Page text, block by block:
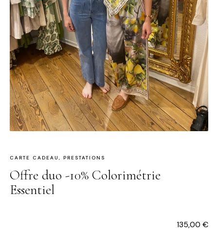
CARTE CADEAU , PRESTATIONS
Offre duo -10% Colorimétrie
Essentiel
135,00 €